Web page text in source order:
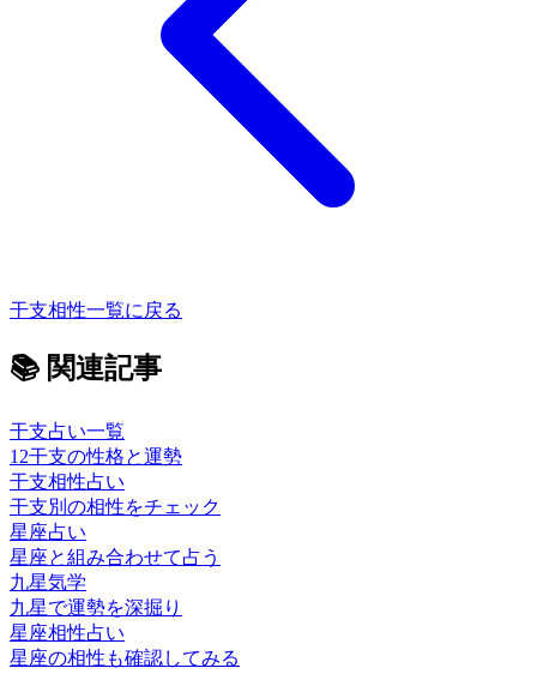
干支相性一覧に戻る
📚 関連記事
干支占い一覧
12干支の性格と運勢
干支相性占い
干支別の相性をチェック
星座占い
星座と組み合わせて占う
九星気学
九星で運勢を深掘り
星座相性占い
星座の相性も確認してみる